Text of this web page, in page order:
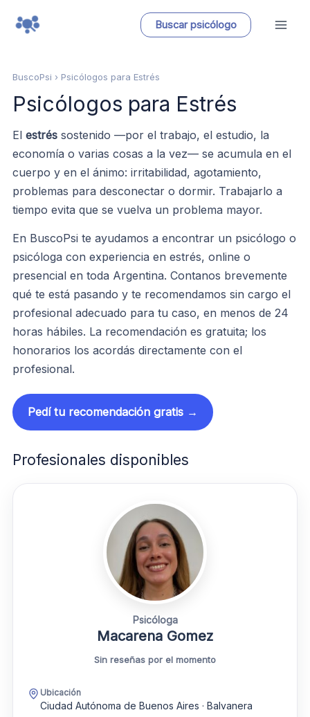
Buscar psicólogo
BuscoPsi › Psicólogos para Estrés
Psicólogos para Estrés
El estrés sostenido —por el trabajo, el estudio, la
economía o varias cosas a la vez— se acumula en el
cuerpo y en el ánimo: irritabilidad, agotamiento,
problemas para desconectar o dormir. Trabajarlo a
tiempo evita que se vuelva un problema mayor.
En BuscoPsi te ayudamos a encontrar un psicólogo o
psicóloga con experiencia en estrés, online o
presencial en toda Argentina. Contanos brevemente
qué te está pasando y te recomendamos sin cargo el
profesional adecuado para tu caso, en menos de 24
horas hábiles. La recomendación es gratuita; los
honorarios los acordás directamente con el
profesional.
Pedí tu recomendación gratis →
Profesionales disponibles
Psicóloga
Macarena Gomez
Sin reseñas por el momento
Ubicación
Ciudad Autónoma de Buenos Aires · Balvanera